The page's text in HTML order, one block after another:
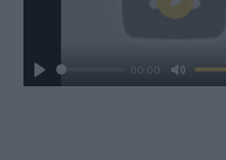
Play
00:00
Mute
Play